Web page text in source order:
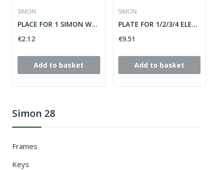
Simon 28
Frames
Keys
SIMON
PLACE FOR 1 SIMON WHITE ELEMENT 28 ref: 28610-30
€2.12
Add to basket
SIMON
PLATE FOR 1/2/3/4 ELEMENTS SIMON 28 ref: 28640-33
€9.51
Add to basket